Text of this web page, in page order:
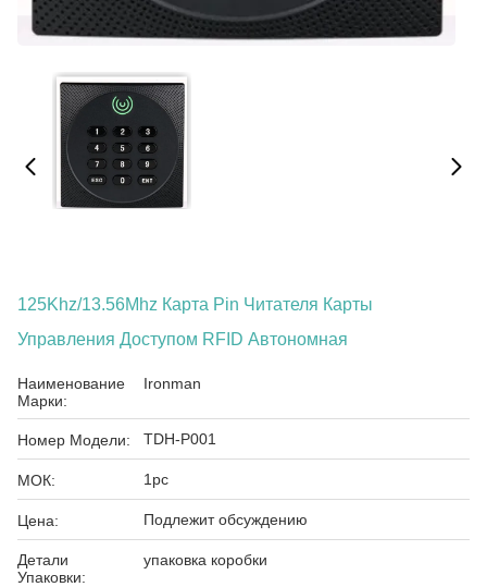
125Khz/13.56Mhz Карта Pin Читателя Карты
Управления Доступом RFID Автономная
Наименование
Марки:
Ironman
Номер Модели: TDH-P001
МОК: 1pc
Цена: Подлежит обсуждению
Детали
Упаковки:
упаковка коробки